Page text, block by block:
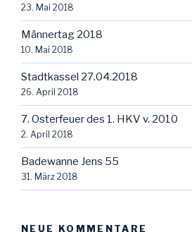
23. Mai 2018
Männertag 2018
10. Mai 2018
Stadtkassel 27.04.2018
26. April 2018
7. Osterfeuer des 1. HKV v. 2010
2. April 2018
Badewanne Jens 55
31. März 2018
NEUE KOMMENTARE